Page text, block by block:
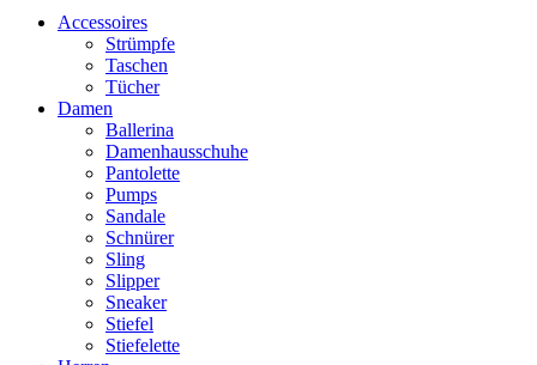
Accessoires
Strümpfe
Taschen
Tücher
Damen
Ballerina
Damenhausschuhe
Pantolette
Pumps
Sandale
Schnürer
Sling
Slipper
Sneaker
Stiefel
Stiefelette